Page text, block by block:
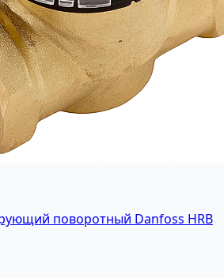
поворотный Danfoss HRB